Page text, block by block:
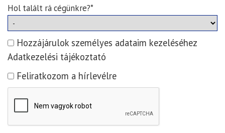
Hol talált rá cégünkre?*
Hozzájárulok személyes adataim kezeléséhez
Adatkezelési tájékoztató
Feliratkozom a hírlevélre